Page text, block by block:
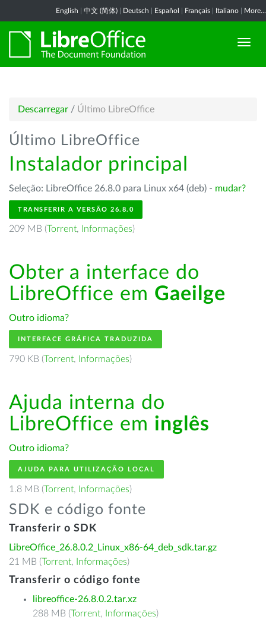
English 中文 (简体) Deutsch Español Français Italiano More...
Descarregar / Último LibreOffice
Último LibreOffice
Instalador principal
Seleção: LibreOffice 26.8.0 para Linux x64 (deb) - mudar?
TRANSFERIR A VERSÃO 26.8.0
209 MB (Torrent, Informações)
Obter a interface do
LibreOffice em Gaeilge
Outro idioma?
INTERFACE GRÁFICA TRADUZIDA
790 KB (Torrent, Informações)
Ajuda interna do
LibreOffice em inglês
Outro idioma?
AJUDA PARA UTILIZAÇÃO LOCAL
1.8 MB (Torrent, Informações)
SDK e código fonte
Transferir o SDK
LibreOffice_26.8.0.2_Linux_x86-64_deb_sdk.tar.gz
21 MB (Torrent, Informações)
Transferir o código fonte
libreoffice-26.8.0.2.tar.xz
288 MB (Torrent, Informações)